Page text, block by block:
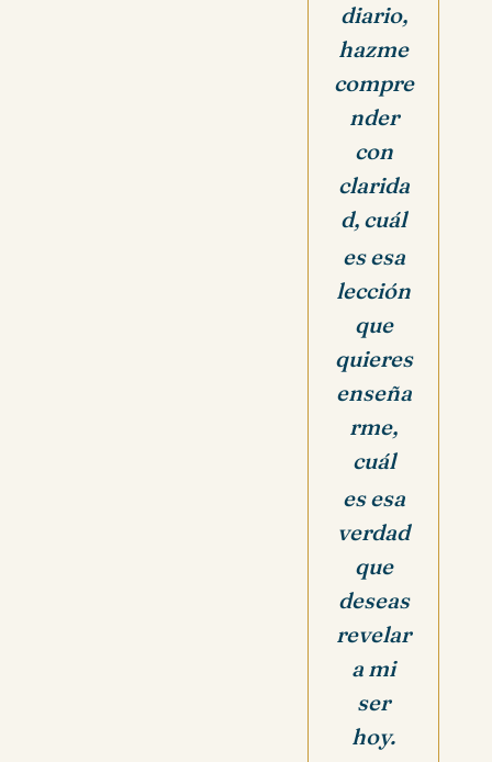
diario,
hazme
compre
nder
con
clarida
d, cuál
es esa
lección
que
quieres
enseña
rme,
cuál
es esa
verdad
que
deseas
revelar
a mi
ser
hoy.